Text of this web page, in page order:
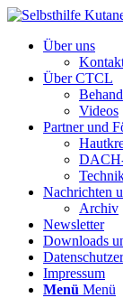
Über uns
Über CTCL
Videos
Partner und
Nachrichten
Archiv
Newsletter
Downloads
Impressum
Menü Menü